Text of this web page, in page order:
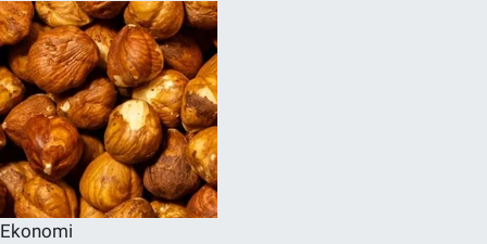
Ekonomi